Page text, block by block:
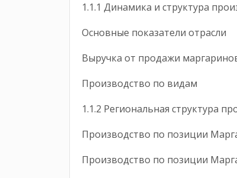
1.1.1 Динамика и структура
Основные показатели
Выручка от продажи
Производство по видам
1.1.2 Региональная структура
Производство по позиции
Производство по позиции